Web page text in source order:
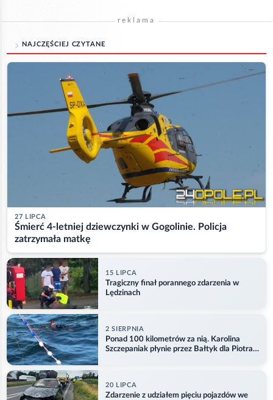
reklama
NAJCZĘŚCIEJ CZYTANE
27 LIPCA
Śmierć 4-letniej dziewczynki w Gogolinie. Policja
zatrzymała matkę
15 LIPCA
Tragiczny finał porannego zdarzenia w
Lędzinach
2 SIERPNIA
Ponad 100 kilometrów za nią. Karolina
Szczepaniak płynie przez Bałtyk dla Piotra.
20 LIPCA
Zdarzenie z udziałem pięciu pojazdów we